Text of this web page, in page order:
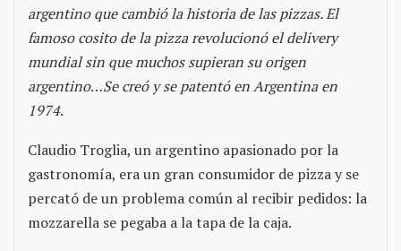
argentino que cambió la historia de las pizzas. El
famoso cosito de la pizza revolucionó el delivery
mundial sin que muchos supieran su origen
argentino…Se creó y se patentó en Argentina en
1974.
Claudio Troglia, un argentino apasionado por la
gastronomía, era un gran consumidor de pizza y se
percató de un problema común al recibir pedidos: la
mozzarella se pegaba a la tapa de la caja.